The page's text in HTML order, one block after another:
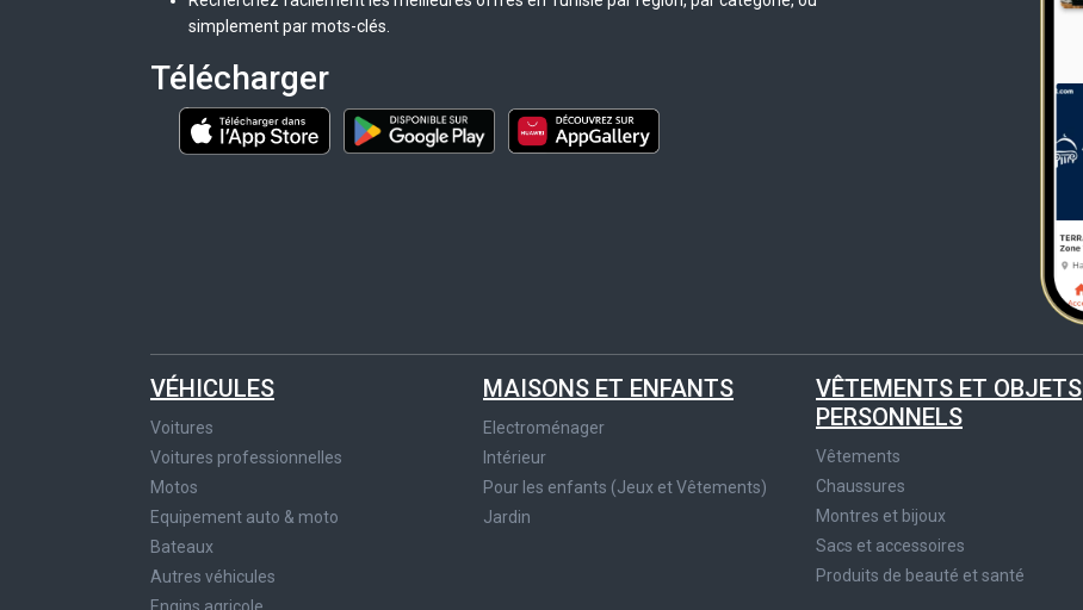
simplement par mots-clés.
Télécharger
VÉHICULES
Voitures
Voitures professionnelles
Motos
Equipement auto & moto
Bateaux
Autres véhicules
MAISONS ET ENFANTS
Electroménager
Intérieur
Pour les enfants (Jeux et Vêtements)
Jardin
VÊTEMENTS ET OBJETS
PERSONNELS
Vêtements
Chaussures
Montres et bijoux
Sacs et accessoires
Produits de beauté et santé